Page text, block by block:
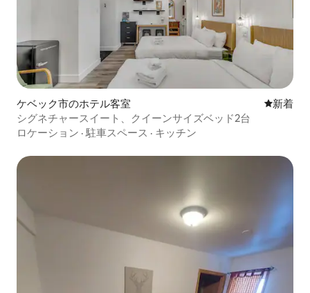
ケベック市のホテル客室 新しい宿
新着
シグネチャースイート、クイーンサイズベッド2台
ロケーション ·駐車スペース · キッチン